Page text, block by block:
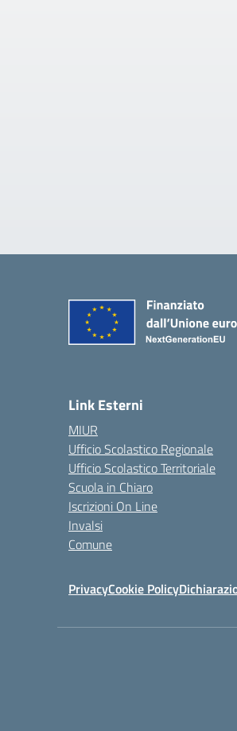
Link Esterni
MIUR
Ufficio Scolastico Regionale
Ufficio Scolastico Territoriale
Scuola in Chiaro
Iscrizioni On Line
Invalsi
Comune
PrivacyCookie Policy